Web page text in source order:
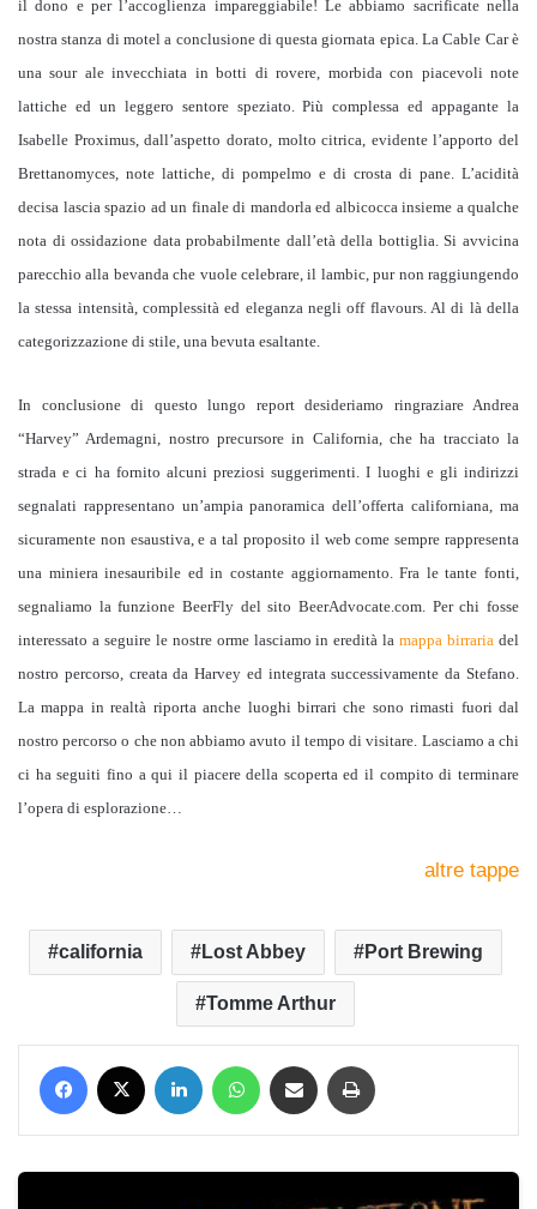
il dono e per l’accoglienza impareggiabile! Le abbiamo sacrificate nella
nostra stanza di motel a conclusione di questa giornata epica. La Cable Car è
una sour ale invecchiata in botti di rovere, morbida con piacevoli note
lattiche ed un leggero sentore speziato. Più complessa ed appagante la
Isabelle Proximus, dall’aspetto dorato, molto citrica, evidente l’apporto del
Brettanomyces, note lattiche, di pompelmo e di crosta di pane. L’acidità
decisa lascia spazio ad un finale di mandorla ed albicocca insieme a qualche
nota di ossidazione data probabilmente dall’età della bottiglia. Si avvicina
parecchio alla bevanda che vuole celebrare, il lambic, pur non raggiungendo
la stessa intensità, complessità ed eleganza negli off flavours. Al di là della
categorizzazione di stile, una bevuta esaltante.
In conclusione di questo lungo report desideriamo ringraziare Andrea
“Harvey” Ardemagni, nostro precursore in California, che ha tracciato la
strada e ci ha fornito alcuni preziosi suggerimenti. I luoghi e gli indirizzi
segnalati rappresentano un’ampia panoramica dell’offerta californiana, ma
sicuramente non esaustiva, e a tal proposito il web come sempre rappresenta
una miniera inesauribile ed in costante aggiornamento. Fra le tante fonti,
segnaliamo la funzione BeerFly del sito BeerAdvocate.com. Per chi fosse
interessato a seguire le nostre orme lasciamo in eredità lamappa birraria del
nostro percorso, creata da Harvey ed integrata successivamente da Stefano.
La mappa in realtà riporta anche luoghi birrari che sono rimasti fuori dal
nostro percorso o che non abbiamo avuto il tempo di visitare. Lasciamo a chi
ci ha seguiti fino a qui il piacere della scoperta ed il compito di terminare
l’opera di esplorazione…
altre tappe
california Lost Abbey Port Brewing
Tomme Arthur
Facebook LinkedIn WhatsApp Condividi via mail